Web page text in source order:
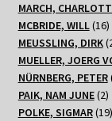
MARCH,
MCBRIDE, WILL 1616
MEUSSLING, DIRK
MUELLER, JOERG
NÜRNBERG, PETER
PAIK, NAM JUNE 22
POLKE, SIGMAR 1919